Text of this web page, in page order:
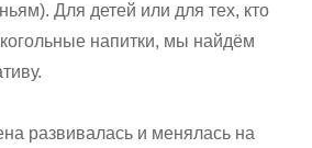
Для детей или для тех, кто
напитки, мы найдём
развивалась и менялась на